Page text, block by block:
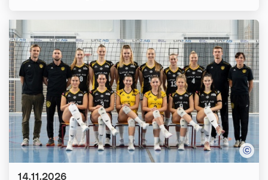
Datum:
14.11.2026